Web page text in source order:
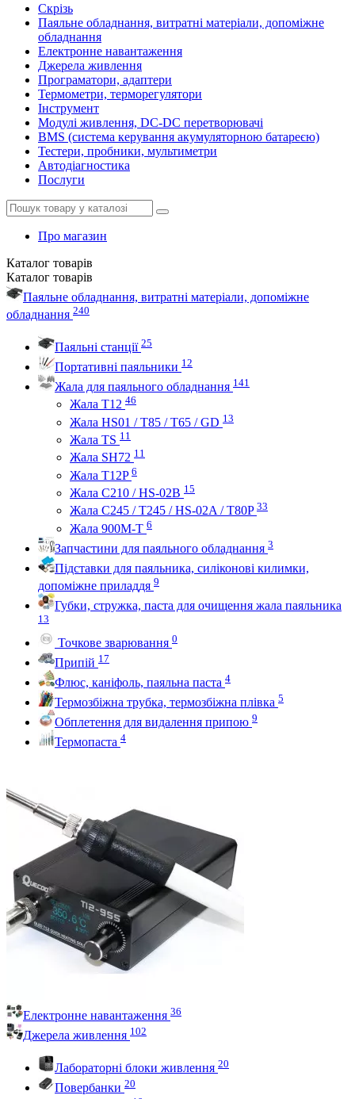
Скрізь
Паяльне обладнання, витратні матеріали, допоміжне
обладнання
Електронне навантаження
Джерела живлення
Програматори, адаптери
Термометри, терморегулятори
Інструмент
Модулі живлення, DC-DC перетворювачі
BMS (система керування акумуляторною батареєю)
Тестери, пробники, мультиметри
Автодіагностика
Послуги
Про магазин
Каталог товарів
Каталог товарів
Паяльне обладнання, витратні матеріали, допоміжне
обладнання 240
Паяльні станції 25
Портативні паяльники 12
Жала для паяльного обладнання 141
Жала Т12 46
Жала HS01 / T85 / T65 / GD 13
Жала TS 11
Жала SH72 11
Жала T12P 6
Жала C210 / HS-02B 15
Жала C245 / T245 / HS-02A / T80P 33
Жала 900M-T 6
Запчастини для паяльного обладнання 3
Підставки для паяльника, силіконові килимки,
допоміжне приладдя 9
Губки, стружка, паста для очищення жала паяльника
13
Точкове зварювання 0
Припій 17
Флюс, каніфоль, паяльна паста 4
Термозбіжна трубка, термозбіжна плівка 5
Обплетення для видалення припою 9
Термопаста 4
Електронне навантаження 36
Джерела живлення 102
Лабораторні блоки живлення 20
Повербанки 20